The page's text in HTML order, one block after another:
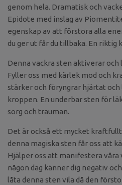
genom hela. Dramatisk och
Epidote med inslag av
egenskap av att förstora alla
du ger ut får du tillbaka. En riktig
Denna vackra sten aktiverar
Fyller oss med kärlek mod och
stärker och föryngrar hjärtat och
kroppen. En underbar sten för
sorg och trauman.
Det är också ett mycket
denna magiska sten får oss att
Hjälper oss att manifestera våra
någon dag känner dig negativ
låta denna sten vila då den